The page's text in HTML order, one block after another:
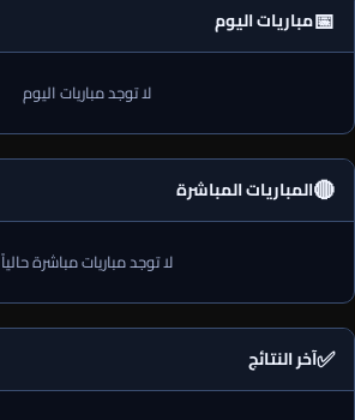
📅مباريات اليوم
لا توجد مباريات اليوم
🔴المباريات المباشرة
لا توجد مباريات مباشرة حالياً
✅آخر النتائج